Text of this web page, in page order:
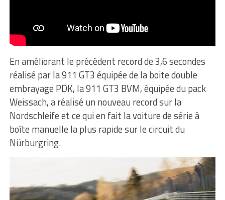
En améliorant le précédent record de 3,6 secondes
réalisé par la 911 GT3 équipée de la boite double
embrayage PDK, la 911 GT3 BVM, équipée du pack
Weissach, a réalisé un nouveau record sur la
Nordschleife et ce qui en fait la voiture de série à
boîte manuelle la plus rapide sur le circuit du
Nürburgring.